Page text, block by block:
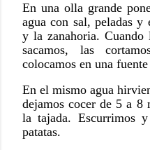
En una olla grande
agua con sal, peladas
y la zanahoria. Cuando
sacamos, las
colocamos en una
En el mismo agua
dejamos cocer de 5 a 8
la tajada. Escurrimos
patatas.